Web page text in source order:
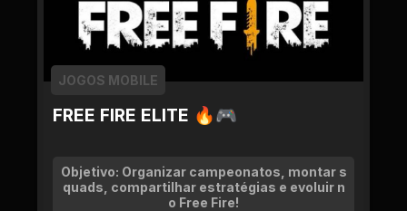
FREE FIRE ELITE 🔥🎮
JOGOS MOBILE
Objetivo: Organizar campeonatos, montar s
quads, compartilhar estratégias e evoluir n
o Free Fire!